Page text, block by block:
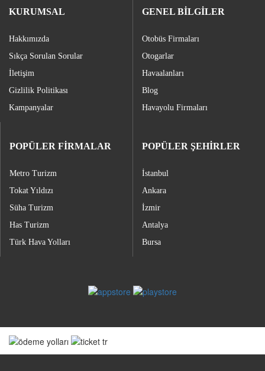
KURUMSAL
Hakkımızda
Sıkça Sorulan Sorular
İletişim
Gizlilik Politikası
Kampanyalar
GENEL BİLGİLER
Otobüs Firmaları
Otogarlar
Havaalanları
Blog
Havayolu Firmaları
POPÜLER FİRMALAR
Metro Turizm
Tokat Yıldızı
Süha Turizm
Has Turizm
Türk Hava Yolları
POPÜLER ŞEHİRLER
İstanbul
Ankara
İzmir
Antalya
Bursa